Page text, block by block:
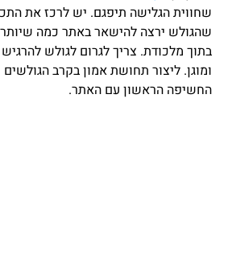
שחווית הגלישה תיפגם. יש לרכז את
שהגולש ירצה להישאר באתר כמה
בתוך מלכודת. צריך לגרום לגולש
ומוגן. ליצור תחושת אמון בקרב
החשיפה הראשון עם האתר.